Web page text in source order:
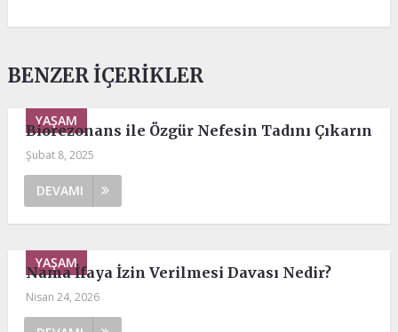
BENZER İÇERIKLER
YAŞAM
Biorezonans ile Özgür Nefesin Tadını Çıkarın
Şubat 8, 2025
DEVAMI
YAŞAM
Nama İfaya İzin Verilmesi Davası Nedir?
Nisan 24, 2026